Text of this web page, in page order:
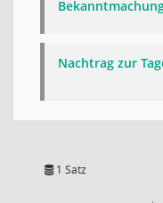
Nachtrag zur
1 Satz